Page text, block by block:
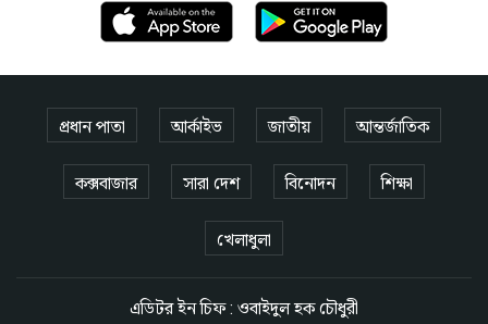
প্রধান পাতা আর্কাইভ জাতীয় আন্তর্জাতিক
কক্সবাজার সারা দেশ বিনোদন শিক্ষা
খেলাধুলা
এডিটর ইন চিফ : ওবাইদুল হক চৌধুরী